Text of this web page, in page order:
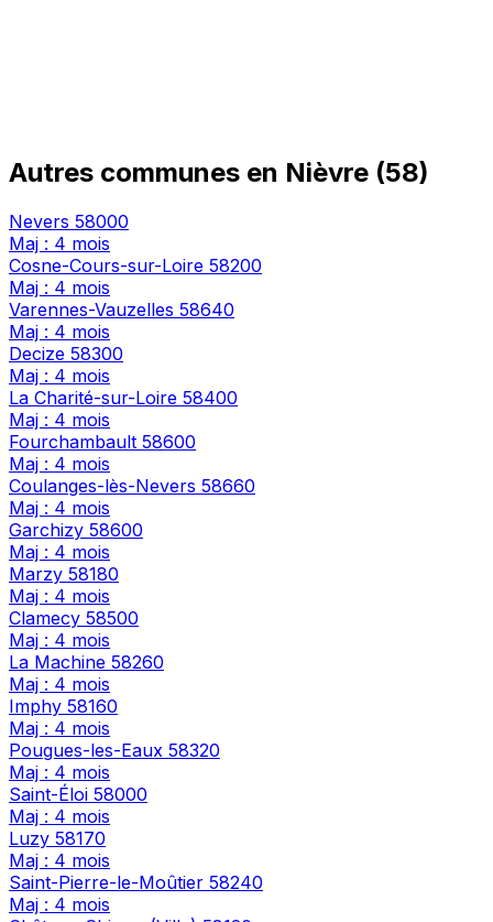
Autres communes en Nièvre (58)
Nevers 58000
Maj : 4 mois
Cosne-Cours-sur-Loire 58200
Maj : 4 mois
Varennes-Vauzelles 58640
Maj : 4 mois
Decize 58300
Maj : 4 mois
La Charité-sur-Loire 58400
Maj : 4 mois
Fourchambault 58600
Maj : 4 mois
Coulanges-lès-Nevers 58660
Maj : 4 mois
Garchizy 58600
Maj : 4 mois
Marzy 58180
Maj : 4 mois
Clamecy 58500
Maj : 4 mois
La Machine 58260
Maj : 4 mois
Imphy 58160
Maj : 4 mois
Pougues-les-Eaux 58320
Maj : 4 mois
Saint-Éloi 58000
Maj : 4 mois
Luzy 58170
Maj : 4 mois
Saint-Pierre-le-Moûtier 58240
Maj : 4 mois